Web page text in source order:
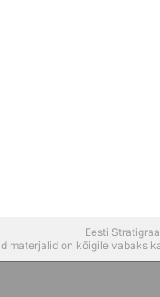
Eesti
materjalid on kõigile vabaks